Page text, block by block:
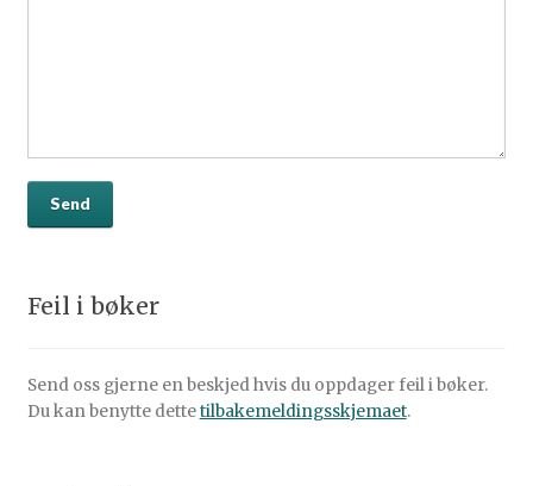
Feil i bøker
Send oss gjerne en beskjed hvis du oppdager feil i bøker.
Du kan benytte dettetilbakemeldingsskjemaet.